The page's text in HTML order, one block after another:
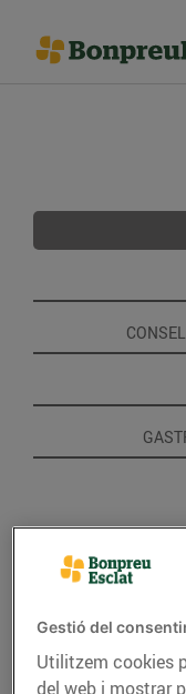
Gestió del
Utilitzem cookies
del web i mostrar